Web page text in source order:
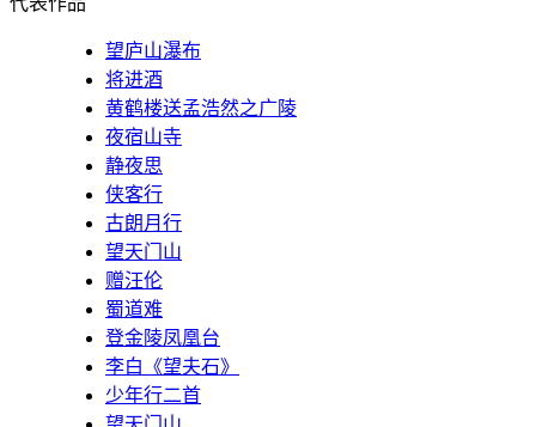
望庐山瀑布
将进酒
黄鹤楼送孟浩然之广陵
夜宿山寺
静夜思
侠客行
古朗月行
望天门山
赠汪伦
蜀道难
登金陵凤凰台
李白《望夫石》
少年行二首